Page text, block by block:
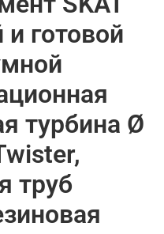
готовой
турбина Ø
труб